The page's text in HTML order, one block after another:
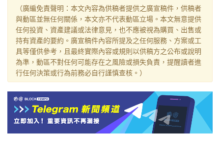
（廣編免責聲明：本文內容為供稿者提供之廣宣稿件，供稿者
與動區並無任何關係，本文亦不代表動區立場。本文無意提供
任何投資、資產建議或法律意見，也不應被視為購買、出售或
持有資產的要約。廣宣稿件內容所提及之任何服務、方案或工
具等僅供參考，且最終實際內容或規則以供稿方之公布或說明
為準，動區不對任何可能存在之風險或損失負責，提醒讀者進
行任何決策或行為前務必自行謹慎查核。）